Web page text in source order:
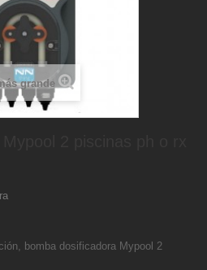
grande
bomba dosificadora Mypool 2